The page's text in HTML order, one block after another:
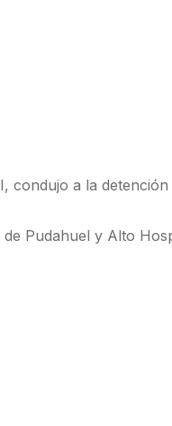
condujo a la
Pudahuel y Alto